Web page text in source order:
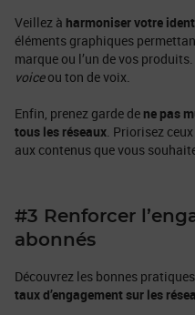
Veillez à harmoniser votre
éléments graphiques
marque ou l’un de vos
voiceou ton de voix.
Enfin, prenez garde de ne pas
tous les réseaux . Priorisez
aux contenus que vous
#3 Renforcer
abonnés
Découvrez les bonnes
taux d’engagement sur les